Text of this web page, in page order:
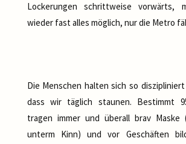
Lockerungen schrittweise vorwärts,
wieder fast alles möglich, nur die Metro
Die Menschen halten sich so
dass wir täglich staunen. Bestimmt
tragen immer und überall brav
unterm Kinn) und vor Geschäften